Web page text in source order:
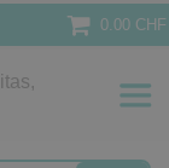
0.00 CHF